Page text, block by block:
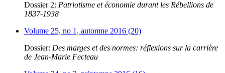
Dossier 2: Patriotisme et économie durant les Rébellions de
1837-1938
Volume 25, no 1, automne 2016 (20)
Dossier: Des marges et des normes: réflexions sur la carrière
de Jean-Marie Fecteau